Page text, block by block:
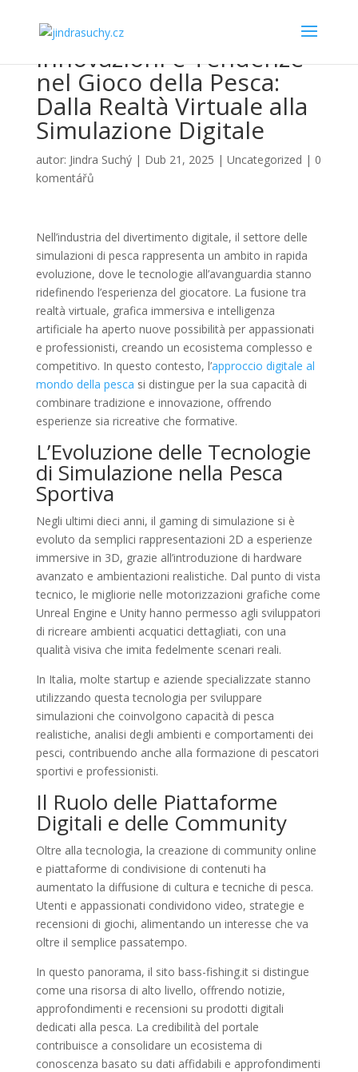
Innovazioni e Tendenze
nel Gioco della Pesca:
Dalla Realtà Virtuale alla
Simulazione Digitale
autor: Jindra Suchý| Dub 21, 2025 | Uncategorized | 0
komentářů
Nell’industria del divertimento digitale, il settore delle
simulazioni di pesca rappresenta un ambito in rapida
evoluzione, dove le tecnologie all’avanguardia stanno
ridefinendo l’esperienza del giocatore. La fusione tra
realtà virtuale, grafica immersiva e intelligenza
artificiale ha aperto nuove possibilità per appassionati
e professionisti, creando un ecosistema complesso e
competitivo. In questo contesto, l’approccio digitale al
mondo della pesca si distingue per la sua capacità di
combinare tradizione e innovazione, offrendo
esperienze sia ricreative che formative.
L’Evoluzione delle Tecnologie
di Simulazione nella Pesca
Sportiva
Negli ultimi dieci anni, il gaming di simulazione si è
evoluto da semplici rappresentazioni 2D a esperienze
immersive in 3D, grazie all’introduzione di hardware
avanzato e ambientazioni realistiche. Dal punto di vista
tecnico, le migliorie nelle motorizzazioni grafiche come
Unreal Engine e Unity hanno permesso agli sviluppatori
di ricreare ambienti acquatici dettagliati, con una
qualità visiva che imita fedelmente scenari reali.
In Italia, molte startup e aziende specializzate stanno
utilizzando questa tecnologia per sviluppare
simulazioni che coinvolgono capacità di pesca
realistiche, analisi degli ambienti e comportamenti dei
pesci, contribuendo anche alla formazione di pescatori
sportivi e professionisti.
Il Ruolo delle Piattaforme
Digitali e delle Community
Oltre alla tecnologia, la creazione di community online
e piattaforme di condivisione di contenuti ha
aumentato la diffusione di cultura e tecniche di pesca.
Utenti e appassionati condividono video, strategie e
recensioni di giochi, alimentando un interesse che va
oltre il semplice passatempo.
In questo panorama, il sito bass-fishing.it si distingue
come una risorsa di alto livello, offrendo notizie,
approfondimenti e recensioni su prodotti digitali
dedicati alla pesca. La credibilità del portale
contribuisce a consolidare un ecosistema di
conoscenza basato su dati affidabili e approfondimenti